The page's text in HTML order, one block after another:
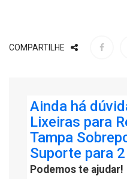
COMPARTILHE
Ainda há
Lixeiras para
Tampa
Suporte para
Podemos te ajudar!